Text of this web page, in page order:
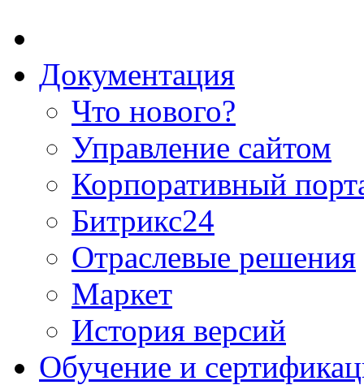
Документация
Что нового?
Управление сайтом
Корпоративный
Битрикс24
Отраслевые решения
Маркет
История версий
Обучение и